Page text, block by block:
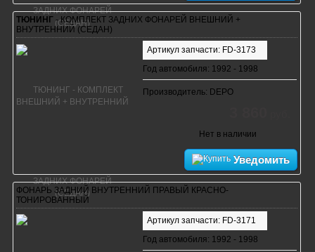
ТЮНИНГ- КОМПЛЕКТ ЗАДНИХ ФОНАРЕЙ ВНЕШНИЙ +
ВНУТРЕННИЙ (СЕДАН)
Артикул запчасти: FD-3173
Год автомобиля: 1992 - 1998
Производитель: DEPO
Нет в наличии
Уведомить
ФОНАРЬ ЗАДНИЙ ВНУТРЕННИЙ ПРАВЫЙ КРАСНО-
ТОНИРОВАННЫЙ
Артикул запчасти: FD-3171
Год автомобиля: 1992 - 1998